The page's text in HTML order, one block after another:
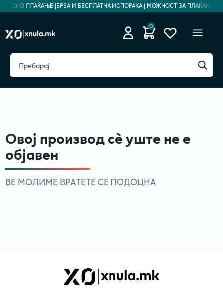
ПЛАЌАЊЕ | БРЗА И БЕСПЛАТНА ИСПОРАКА | МОЖНОСТ ЗА ПЛАЌАЊЕ
0
Овој производ сè уште не е
објавен
ВЕ МОЛИМЕ ВРАТЕТЕ СЕ ПОДОЦНА